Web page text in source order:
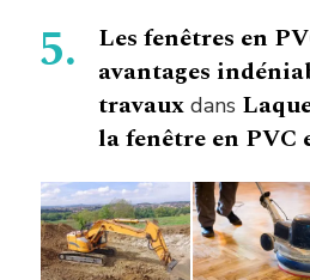
Les fenêtres en
avantages
travaux dans
la fenêtre en PVC